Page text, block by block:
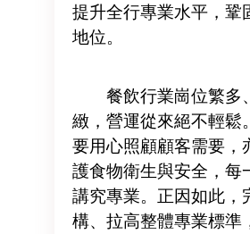
提升全行專業水平，鞏
地位。
餐飲行業崗位繁多
緻，營運從來絕不輕鬆
要用心照顧顧客需要，
護食物衛生與安全，每
講究專業。正因如此，
構、拉高整體專業標準